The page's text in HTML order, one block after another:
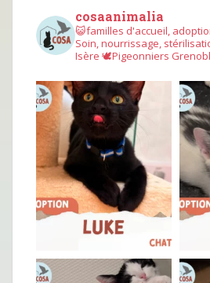
cosaanimalia
😺familles d'accueil,
Soin, nourrissage,
Isère 🕊︎Pigeonniers